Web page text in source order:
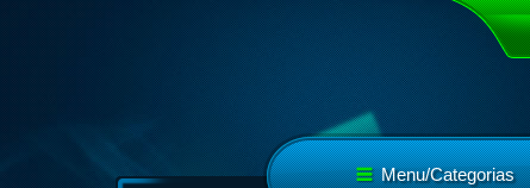
Menu/Categorias